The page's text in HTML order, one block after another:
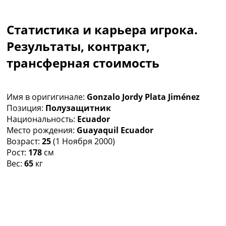
Чемпионат Мира
Украина. Премьер-Лига
Украина. Первая Лига
Лига Чемпионов
Другие Турниры >>>
Таблицы
Таблицы групп Чемпионата Мира
Украина. Премьер-Лига
Украина. Первая Лига
Лига Чемпионов. Таблицы групп
Статистика и карьера игрока.
Результаты, контракт,
трансферная стоимость
Имя в оригигинале: Gonzalo Jordy Plata Jiménez
Позиция: Полузащитник
Национальность: Ecuador
Место рождения: Guayaquil Ecuador
Возраст: 25(1 Ноября 2000)
Рост: 178 см
Вес: 65 кг